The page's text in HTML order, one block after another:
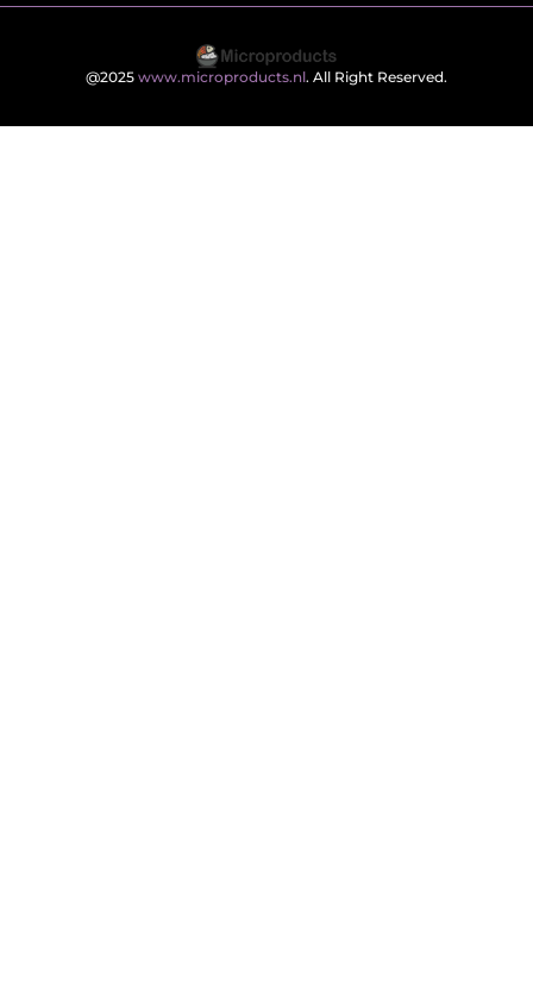
@2025 www.microproducts.nl. All Right Reserved.